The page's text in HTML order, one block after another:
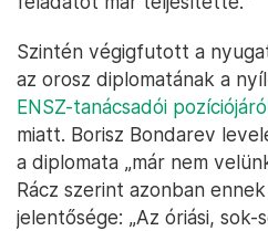
Szintén végigfutott a
az orosz diplomatának a
ENSZ-tanácsadói
miatt. Borisz Bondarev
a diplomata „már nem
Rácz szerint azonban
jelentősége: „Az óriási,